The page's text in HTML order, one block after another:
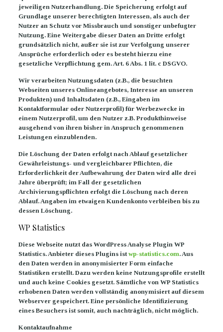
jeweiligen Nutzerhandlung. Die Speicherung erfolgt auf
Grundlage unserer berechtigten Interessen, als auch der
Nutzer an Schutz vor Missbrauch und sonstiger unbefugter
Nutzung. Eine Weitergabe dieser Daten an Dritte erfolgt
grundsätzlich nicht, außer sie ist zur Verfolgung unserer
Ansprüche erforderlich oder es besteht hierzu eine
gesetzliche Verpflichtung gem. Art. 6 Abs. 1 lit. c DSGVO.
Wir verarbeiten Nutzungsdaten (z.B., die besuchten
Webseiten unseres Onlineangebotes, Interesse an unseren
Produkten) und Inhaltsdaten (z.B., Eingaben im
Kontaktformular oder Nutzerprofil) für Werbezwecke in
einem Nutzerprofil, um den Nutzer z.B. Produkthinweise
ausgehend von ihren bisher in Anspruch genommenen
Leistungen einzublenden.
Die Löschung der Daten erfolgt nach Ablauf gesetzlicher
Gewährleistungs- und vergleichbarer Pflichten, die
Erforderlichkeit der Aufbewahrung der Daten wird alle drei
Jahre überprüft; im Fall der gesetzlichen
Archivierungspflichten erfolgt die Löschung nach deren
Ablauf. Angaben im etwaigen Kundenkonto verbleiben bis zu
dessen Löschung.
WP Statistics
Diese Webseite nutzt das WordPress Analyse Plugin WP
Statistics. Anbieter dieses Plugins istwp-statistics.com. Aus
den Daten werden in anonymisierter Form einfache
Statistiken erstellt. Dazu werden keine Nutzungsprofile erstellt
und auch keine Cookies gesetzt. Sämtliche von WP Statistics
erhobenen Daten werden vollständig anonymisiert auf diesem
Webserver gespeichert. Eine persönliche Identifizierung
eines Besuchers ist somit, auch nachträglich, nicht möglich.
Kontaktaufnahme